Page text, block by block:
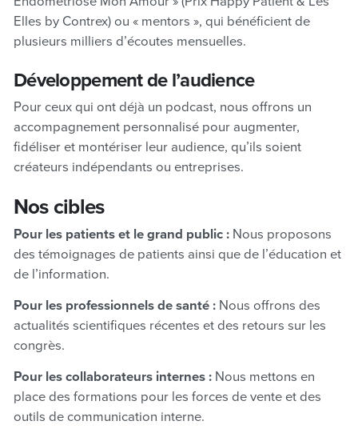
Elles by Contrex) ou « mentors », qui bénéficient de
plusieurs milliers d’écoutes mensuelles.
Développement de l’audience
Pour ceux qui ont déjà un podcast, nous offrons un
accompagnement personnalisé pour augmenter,
fidéliser et montériser leur audience, qu’ils soient
créateurs indépendants ou entreprises.
Nos cibles
Pour les patients et le grand public : Nous proposons
des témoignages de patients ainsi que de l’éducation et
de l’information.
Pour les professionnels de santé : Nous offrons des
actualités scientifiques récentes et des retours sur les
congrès.
Pour les collaborateurs internes : Nous mettons en
place des formations pour les forces de vente et des
outils de communication interne.